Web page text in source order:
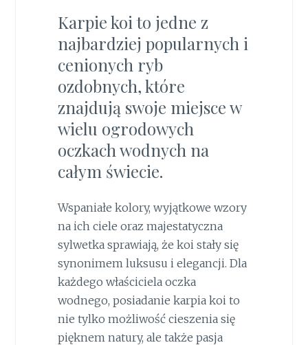
Karpie koi to jedne z
najbardziej popularnych i
cenionych ryb
ozdobnych, które
znajdują swoje miejsce w
wielu ogrodowych
oczkach wodnych na
całym świecie.
Wspaniałe kolory, wyjątkowe wzory
na ich ciele oraz majestatyczna
sylwetka sprawiają, że koi stały się
synonimem luksusu i elegancji. Dla
każdego właściciela oczka
wodnego, posiadanie karpia koi to
nie tylko możliwość cieszenia się
pięknem natury, ale także pasja